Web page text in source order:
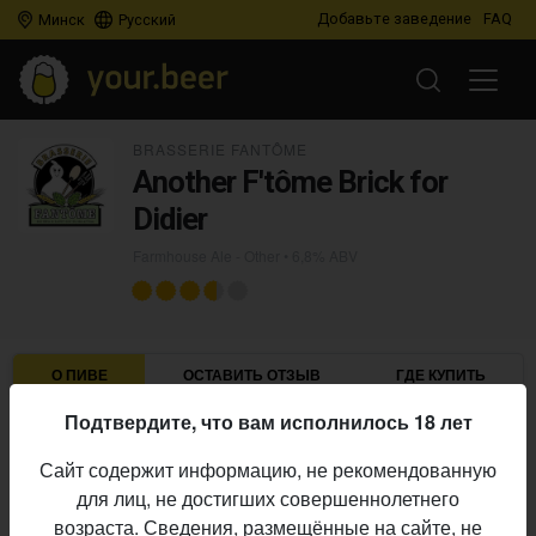
Минск Русский Добавьте заведение FAQ
Another F'tôme Brick for
Didier
О ПИВЕ ОСТАВИТЬ ОТЗЫВ ГДЕ КУПИТЬ
Пивоварня:
Brasserie Fantôme
Стиль:
Farmhouse Ale - Other
Алкоголь:
6,8%
Подтвердите, что вам исполнилось 18 лет
Сайт содержит информацию, не рекомендованную
для лиц, не достигших совершеннолетнего
возраста. Сведения, размещённые на сайте, не